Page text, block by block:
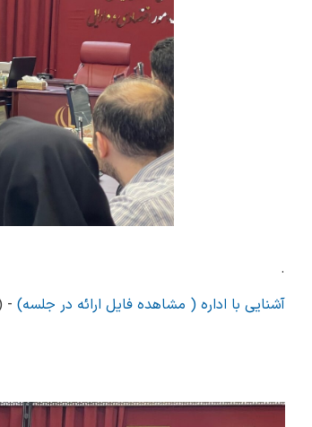
.
آشنایی با اداره ( مشاهده فایل ارائه در جلسه) -